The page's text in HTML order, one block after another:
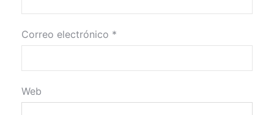
Correo electrónico *
Web